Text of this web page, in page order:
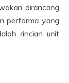
dirancang
performa yang
rincian unit